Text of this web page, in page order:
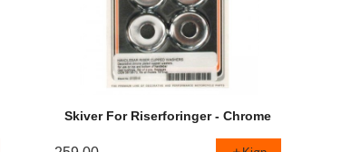
Skiver For Riserforinger - Chrome